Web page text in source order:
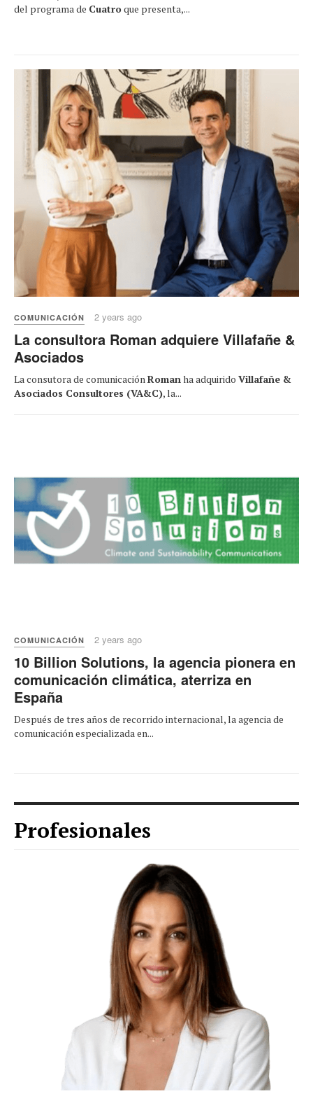
del programa de Cuatroque presenta,...
COMUNICACIÓN 2 years ago
La consultora Roman adquiere Villafañe &
Asociados
La consutora de comunicaciónRomanha adquirido Villafañe &
Asociados Consultores (VA&C), la...
COMUNICACIÓN 2 years ago
10 Billion Solutions, la agencia pionera en
comunicación climática, aterriza en
España
Después de tres años de recorrido internacional, la agencia de
comunicación especializada en...
Profesionales